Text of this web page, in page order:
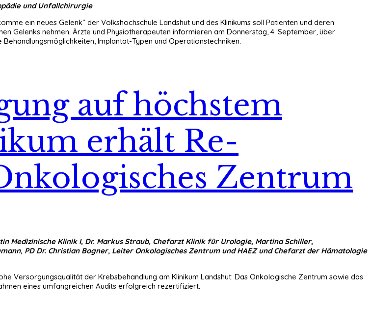
und Unfallchirurgie
ein neues Gelenk“ der Volkshochschule Landshut und des Klinikums soll Patienten und deren
Gelenks nehmen. Ärzte und Physiotherapeuten informieren am Donnerstag, 4. September, über
Implantat-Typen und Operationstechniken.
auf höchstem
erhält Re-
Zentrum
Medizinische Klinik I, Dr. Markus Straub, Chefarzt Klinik für Urologie, Martina Schiller,
PD Dr. Christian Bogner, Leiter Onkologisches Zentrum und HAEZ und Chefarzt der Hämatologie
Versorgungsqualität der Krebsbehandlung am Klinikum Landshut: Das Onkologische Zentrum sowie das
eines umfangreichen Audits erfolgreich rezertifiziert.